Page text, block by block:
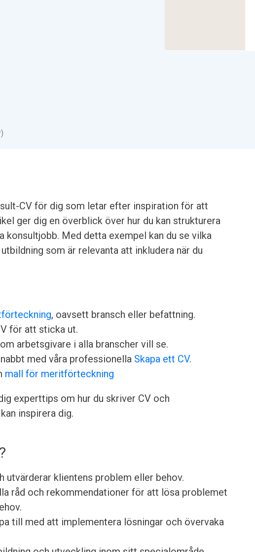
CV för dig som letar efter inspiration för att
ger dig en överblick över hur du kan strukturera
konsultjobb. Med detta exempel kan du se vilka
som är relevanta att inkludera när du
, oavsett bransch eller befattning.
för att sticka ut.
arbetsgivare i alla branscher vill se.
med våra professionella Skapa ett CV.
mall för meritförteckning
experttips om hur du skriver CV och
inspirera dig.
utvärderar klientens problem eller behov.
råd och rekommendationer för att lösa problemet
till med att implementera lösningar och övervaka